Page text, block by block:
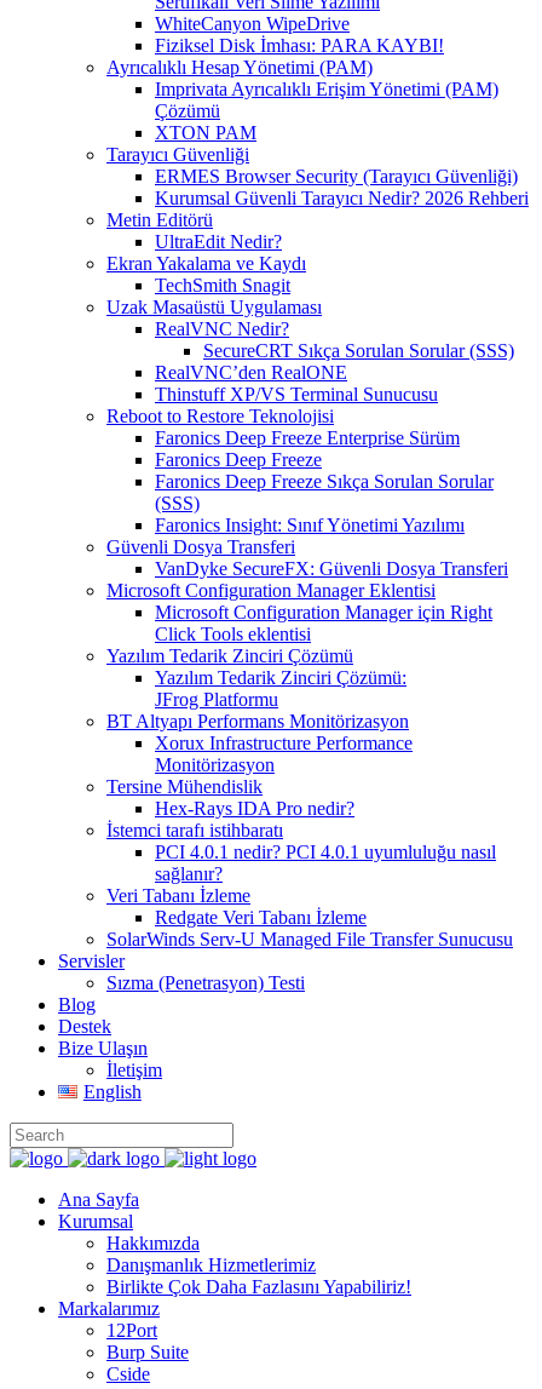
WhiteCanyon WipeDrive
Fiziksel Disk İmhası: PARA KAYBI!
Ayrıcalıklı Hesap Yönetimi (PAM)
Imprivata Ayrıcalıklı Erişim Yönetimi (PAM)
Çözümü
XTON PAM
Tarayıcı Güvenliği
ERMES Browser Security (Tarayıcı Güvenliği)
Kurumsal Güvenli Tarayıcı Nedir? 2026 Rehberi
Metin Editörü
UltraEdit Nedir?
Ekran Yakalama ve Kaydı
TechSmith Snagit
Uzak Masaüstü Uygulaması
RealVNC Nedir?
SecureCRT Sıkça Sorulan Sorular (SSS)
RealVNC’den RealONE
Thinstuff XP/VS Terminal Sunucusu
Reboot to Restore Teknolojisi
Faronics Deep Freeze Enterprise Sürüm
Faronics Deep Freeze
Faronics Deep Freeze Sıkça Sorulan Sorular
(SSS)
Faronics Insight: Sınıf Yönetimi Yazılımı
Güvenli Dosya Transferi
VanDyke SecureFX: Güvenli Dosya Transferi
Microsoft Configuration Manager Eklentisi
Microsoft Configuration Manager için Right
Click Tools eklentisi
Yazılım Tedarik Zinciri Çözümü
Yazılım Tedarik Zinciri Çözümü:
JFrog Platformu
BT Altyapı Performans Monitörizasyon
Xorux Infrastructure Performance
Monitörizasyon
Tersine Mühendislik
Hex-Rays IDA Pro nedir?
İstemci tarafı istihbaratı
PCI 4.0.1 nedir? PCI 4.0.1 uyumluluğu nasıl
sağlanır?
Veri Tabanı İzleme
Redgate Veri Tabanı İzleme
SolarWinds Serv-U Managed File Transfer Sunucusu
Servisler
Sızma (Penetrasyon) Testi
Blog
Destek
Bize Ulaşın
İletişim
English
Ana Sayfa
Kurumsal
Hakkımızda
Danışmanlık Hizmetlerimiz
Birlikte Çok Daha Fazlasını Yapabiliriz!
Markalarımız
12Port
Burp Suite
Cside